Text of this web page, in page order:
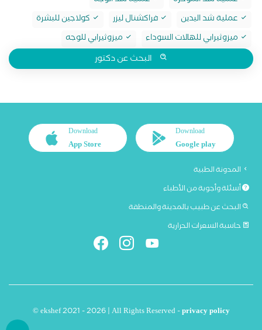
عملية شد اليدين
فراكشنال ليزر
كولاجين للبشرة
ميزوثيرابي للهالات السوداء
ميزوثيرابي للوجه
البحث عن دكتور
Download
Google play
Download
App Store
المدونة الطبية
أسئلة وأجوبة من الأطباء
البحث عن طبيب بالمدينة والمنطقة
حاسبة السعرات الحرارية
© ekshef 2021 - 2026 | All Rights Reserved -privacy policy